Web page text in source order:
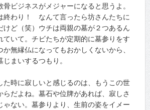
ビジネスがメジャーになると思うよ。
終わり！ なんて言ったら坊さんたちに
けど（笑）ウチは両親の墓が２つあるん
ていて。チビたちが定期的に墓参りをす
無縁仏になってもおかしくないから、
まいするつもり。
時に寂しいと感じるのは、もうこの世
らだよね。墓石や位牌があれば、寂しさ
ゃない。墓参りより、生前の姿をイメー